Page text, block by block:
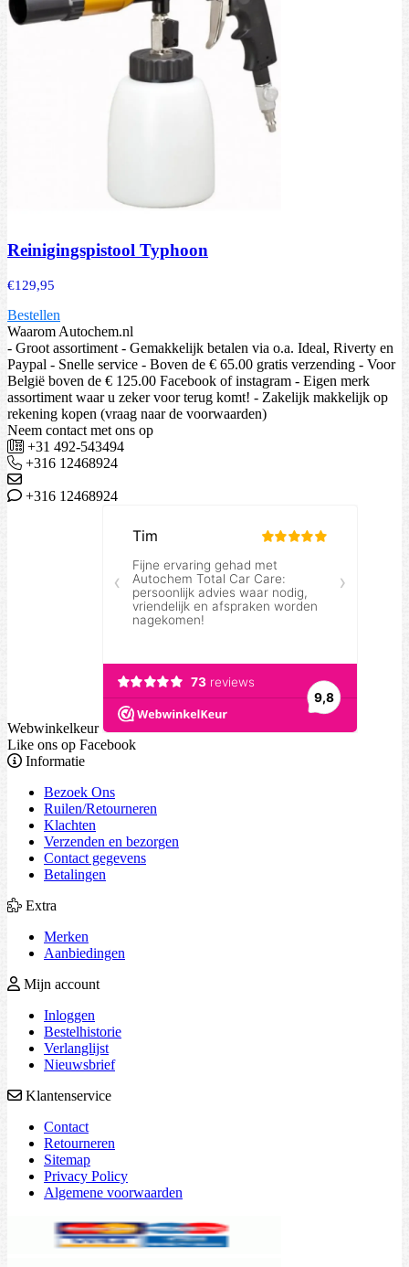
Reinigingspistool Typhoon
€129,95
Bestellen
Waarom Autochem.nl
- Groot assortiment - Gemakkelijk betalen via o.a. Ideal, Riverty en
Paypal - Snelle service - Boven de € 65.00 gratis verzending - Voor
België boven de € 125.00 Facebook of instagram - Eigen merk
assortiment waar u zeker voor terug komt! - Zakelijk makkelijk op
rekening kopen (vraag naar de voorwaarden)
Neem contact met ons op
+31 492-543494
+316 12468924
+316 12468924
Webwinkelkeur
Like ons op Facebook
Informatie
Bezoek Ons
Ruilen/Retourneren
Klachten
Verzenden en bezorgen
Contact gegevens
Betalingen
Extra
Merken
Aanbiedingen
Mijn account
Inloggen
Bestelhistorie
Verlanglijst
Nieuwsbrief
Klantenservice
Contact
Retourneren
Sitemap
Privacy Policy
Algemene voorwaarden